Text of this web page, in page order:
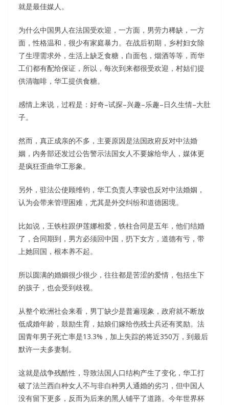
就是最佳媒人。
为什么中国男人在法国受欢迎，一方面，男劳力稀缺，一方
面，性格温和，很少有家庭暴力。在战后初期，乡村妇女除
了生理需求外，生活上缺乏食糖，白面包，烟酒等等，而华
工们都有配给保证，所以，每次到来都很受欢迎，村姑们提
供清咖啡，华工提供食糖。
感情上来说，过程是：好奇–试探–兴趣–乐趣–日久生情–大肚
子。
然而，真正成亲的不多，主要原因是法国政府反对中法婚
姻，内务部还发过公告警示法国女人不要嫁给华人，媒体更
是疯狂歪曲华工形象。
另外，驻法公使顾维钧，华工负责人李骏也反对中法婚姻，
认为会带来管理困难，尤其是外交纠纷和道德困境。
比如说，王铁柱跟伊莲娜相爱，铁柱合同是五年，他们结婚
了，合同期到，男方必须回中国，扔下女方，道德有亏，带
上她回国，根本养不起。
所以圆满的婚姻很少很少，往往都是苦涩的爱情，包括生下
的孩子，也会受到歧视。
从整个欧洲社会来看，男丁缺少是普遍现象，政府就不断放
低成婚年龄，鼓励生育，姑娘们嫁给伤残士兵还有奖励。法
国青年男子死亡率是13.3%，加上失踪的将近350万，到最后
默许一夫多妻制。
这就是战争残酷性，导致法国人口结构产生了变化，华工打
破了法兰西白种女人不与非白种男人通婚的劣习，但中国人
没有留下更多，反而为后来的黑人铺平了道路。今年世界杯